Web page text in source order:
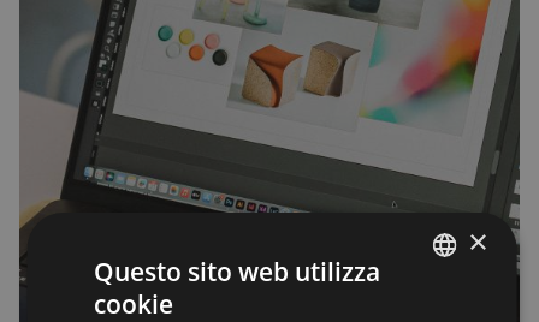
×
Questo sito web utilizza
cookie